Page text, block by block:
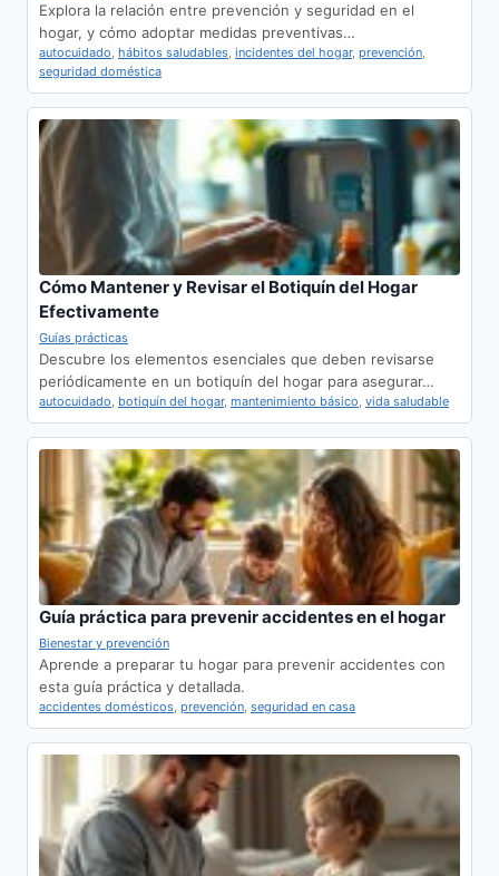
Explora la relación entre prevención y seguridad en el
hogar, y cómo adoptar medidas preventivas…
autocuidado, hábitos saludables, incidentes del hogar, prevención,
seguridad doméstica
Cómo Mantener y Revisar el Botiquín del Hogar
Efectivamente
Guías prácticas
Descubre los elementos esenciales que deben revisarse
periódicamente en un botiquín del hogar para asegurar…
autocuidado, botiquín del hogar, mantenimiento básico, vida saludable
Guía práctica para prevenir accidentes en el hogar
Bienestar y prevención
Aprende a preparar tu hogar para prevenir accidentes con
esta guía práctica y detallada.
accidentes domésticos, prevención, seguridad en casa